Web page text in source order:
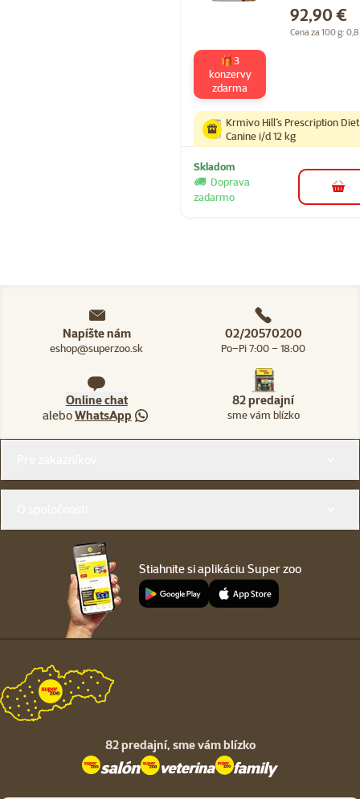
Cena
92,90 €
Cena za 100 g:
🎁3
konzervy
zdarma
Krmivo Hill´s Prescription Diet
Canine i/d 12 kg
Skladom
Doprava
zadarmo
do
Napíšte nám
eshop@superzoo.sk
02/20570200
Po–Pi 7:00 – 18:00
Online chat
aleboWhatsApp
82 predajní
sme vám blízko
Stiahnite si aplikáciu Super zoo
82 predajní, sme vám blízko